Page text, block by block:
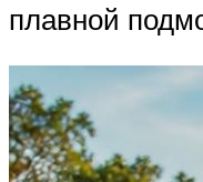
плавной